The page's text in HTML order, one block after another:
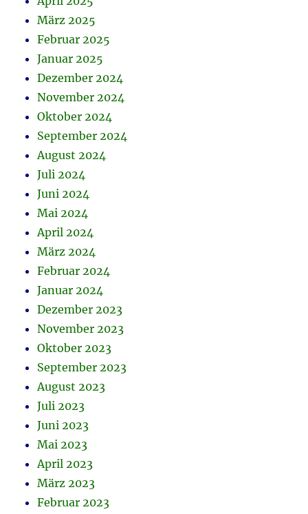
März 2025
Februar 2025
Januar 2025
Dezember 2024
November 2024
Oktober 2024
September 2024
August 2024
Juli 2024
Juni 2024
Mai 2024
April 2024
März 2024
Februar 2024
Januar 2024
Dezember 2023
November 2023
Oktober 2023
September 2023
August 2023
Juli 2023
Juni 2023
Mai 2023
April 2023
März 2023
Februar 2023